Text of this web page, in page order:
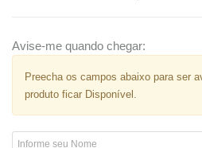
Avise-me quando chegar:
Preecha os campos abaixo para ser
produto ficar Disponível.